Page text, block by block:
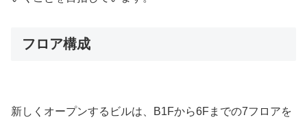
フロア構成
新しくオープンするビルは、B1Fから6Fまでの7フロアを